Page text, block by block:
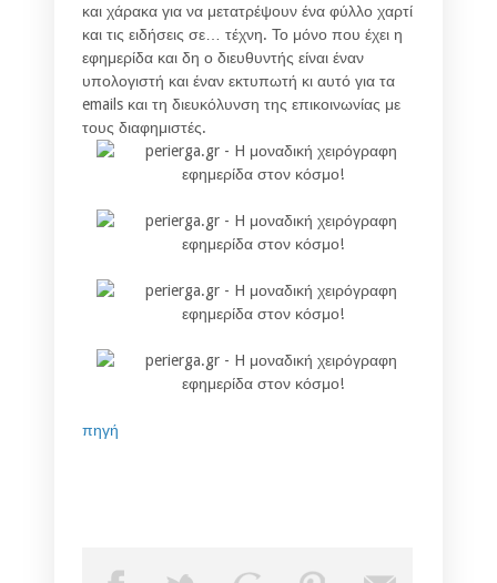
και χάρακα για να μετατρέψουν ένα φύλλο χαρτί
και τις ειδήσεις σε… τέχνη. Το μόνο που έχει η
εφημερίδα και δη ο διευθυντής είναι έναν
υπολογιστή και έναν εκτυπωτή κι αυτό για τα
emails και τη διευκόλυνση της επικοινωνίας με
τους διαφημιστές.
πηγή